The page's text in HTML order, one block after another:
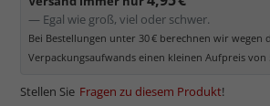
— Egal wie groß, viel oder schwer.
Bei Bestellungen unter 30 € berechnen wir wegen
Verpackungsaufwands einen kleinen Aufpreis von
Stellen Sie Fragen zu diesem Produkt!